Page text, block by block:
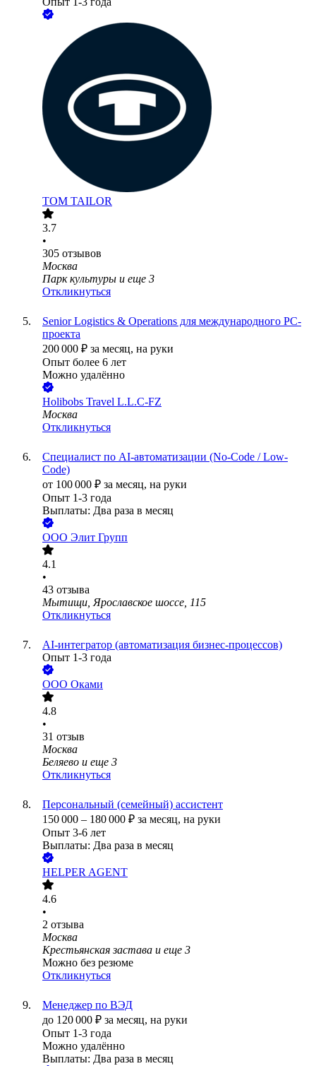
TOM TAILOR
3.7
•
305 отзывов
Москва
Парк культуры и еще 3
Откликнуться
Senior Logistics & Operations для международного PC-
проекта
200 000 ₽ за месяц, на руки
Опыт более 6 лет
Можно удалённо
Holibobs Travel L.L.C-FZ
Москва
Откликнуться
Специалист по AI-автоматизации (No-Code / Low-
Code)
от 100 000 ₽ за месяц, на руки
Опыт 1-3 года
Выплаты: Два раза в месяц
ООО Элит Групп
4.1
•
43 отзыва
Мытищи, Ярославское шоссе, 115
Откликнуться
AI-интегратор (автоматизация бизнес-процессов)
Опыт 1-3 года
ООО Оками
4.8
•
31 отзыв
Москва
Беляево и еще 3
Откликнуться
Персональный (семейный) ассистент
150 000 – 180 000 ₽ за месяц, на руки
Опыт 3-6 лет
Выплаты: Два раза в месяц
HELPER AGENT
4.6
•
2 отзыва
Москва
Крестьянская застава и еще 3
Можно без резюме
Откликнуться
Менеджер по ВЭД
до 120 000 ₽ за месяц, на руки
Опыт 1-3 года
Можно удалённо
Выплаты: Два раза в месяц